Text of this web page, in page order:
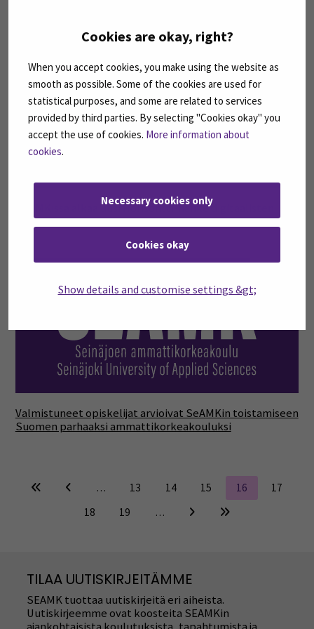
Cookies are okay, right?
When you accept cookies, you make using the website as
smooth as possible. Some of the cookies are used for
statistical purposes, and some are related to services
provided by third parties. By selecting "Cookies okay" you
accept the use of cookies. More information about
cookies.
Necessary cookies only
Cookies okay
Show details and customise settings &gt;
01
SeAMKissa alkaa uusi Horisontti-hanke digitaalisten
terveysekosysteemien kehittämiseen
Valmistuneet opiskelijat arvioivat SeAMKin toistamiseen
Suomen parhaaksi ammattikorkeakouluksi
… 13 14 15 16
17
18
19 …
TILAA UUTISKIRJEITÄMME
SEAMK tuottaa uutiskirjeitä eri aiheista.
Uutiskirjeemme ovat koosteita SEAMKin